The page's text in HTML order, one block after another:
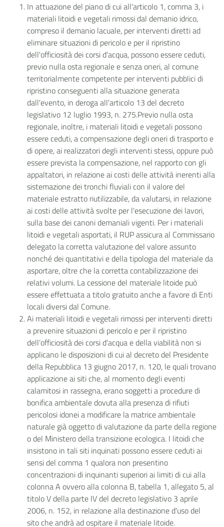
In attuazione del piano di cui all'articolo 1, comma 3, i
materiali litoidi e vegetali rimossi dal demanio idrico,
compreso il demanio lacuale, per interventi diretti ad
eliminare situazioni di pericolo e per il ripristino
dell'officiosità dei corsi d'acqua, possono essere ceduti,
previo nulla osta regionale e senza oneri, al comune
territorialmente competente per interventi pubblici di
ripristino conseguenti alla situazione generata
dall'evento, in deroga all'articolo 13 del decreto
legislativo 12 luglio 1993, n. 275.Previo nulla osta
regionale, inoltre, i materiali litoidi e vegetali possono
essere ceduti, a compensazione degli oneri di trasporto e
di opere, ai realizzatori degli interventi stessi, oppure può
essere prevista la compensazione, nel rapporto con gli
appaltatori, in relazione ai costi delle attività inerenti alla
sistemazione dei tronchi fluviali con il valore del
materiale estratto riutilizzabile, da valutarsi, in relazione
ai costi delle attività svolte per l'esecuzione dei lavori,
sulla base dei canoni demaniali vigenti. Per i materiali
litoidi e vegetali asportati, il RUP assicura al Commissario
delegato la corretta valutazione del valore assunto
nonché dei quantitativi e della tipologia del materiale da
asportare, oltre che la corretta contabilizzazione dei
relativi volumi. La cessione del materiale litoide può
essere effettuata a titolo gratuito anche a favore di Enti
locali diversi dal Comune.
Ai materiali litoidi e vegetali rimossi per interventi diretti
a prevenire situazioni di pericolo e per il ripristino
dell’officiosità dei corsi d'acqua e della viabilità non si
applicano le disposizioni di cui al decreto del Presidente
della Repubblica 13 giugno 2017, n. 120, le quali trovano
applicazione ai siti che, al momento degli eventi
calamitosi in rassegna, erano soggetti a procedure di
bonifica ambientale dovuta alla presenza di rifiuti
pericolosi idonei a modificare la matrice ambientale
naturale già oggetto di valutazione da parte della regione
o del Ministero della transizione ecologica. I litoidi che
insistono in tali siti inquinati possono essere ceduti ai
sensi del comma 1 qualora non presentino
concentrazioni di inquinanti superiori ai limiti di cui alla
colonna A ovvero alla colonna B, tabella 1, allegato 5, al
titolo V della parte IV del decreto legislativo 3 aprile
2006, n. 152, in relazione alla destinazione d'uso del
sito che andrà ad ospitare il materiale litoide.